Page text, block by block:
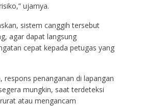
ujarnya.
sistem canggih tersebut
agar dapat langsung
cepat kepada petugas yang
respons penanganan di lapangan
mungkin, saat terdeteksi
atau mengancam